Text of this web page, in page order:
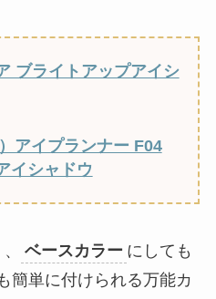
ブライトアップアイシ
アイプランナー F04
イシャドウ
ベースカラー にしても
簡単に付けられる万能カ